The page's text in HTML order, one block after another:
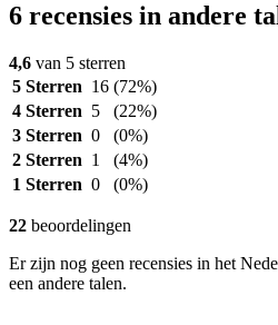
6 recensies in andere
4,6 van 5 sterren
5 Sterren 16 (72%)
4 Sterren 5
(22%)
3 Sterren 0
(0%)
2 Sterren 1
(4%)
1 Sterren 0 (0%)
22 beoordelingen
Er zijn nog geen recensies in het
een andere talen.